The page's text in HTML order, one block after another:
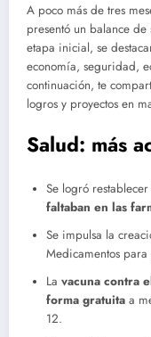
A poco más de tres
presentó un balance
etapa inicial, se
economía, seguridad,
continuación, te
logros y proyectos en
Salud: más
Se logró restablecer
faltaban en las
Se impulsa la
Medicamentos
La vacuna contra
forma gratuita a
12.